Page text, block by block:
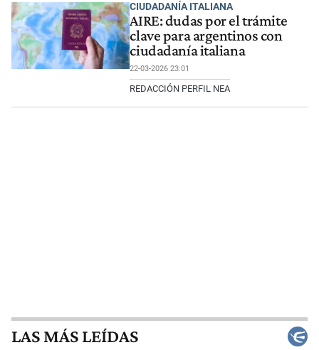
CIUDADANÍA ITALIANA
AIRE: dudas por el trámite
clave para argentinos con
ciudadanía italiana
22-03-2026 23:01
REDACCIÓN PERFIL NEA
LAS MÁS LEÍDAS